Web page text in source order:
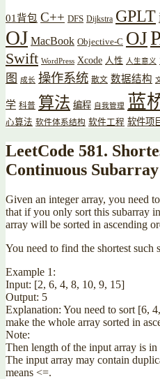
01背包 C++ DFS Dijkstra GPLT
OJ MacBook Objective-C OJ
Swift WordPress Xcode 人性 人生意义
图
成长 操作系统 散文 数据结构
学 科普 算法 编程 自我管理 蓝
心算法 软件体系结构 软件工程 软件项
LeetCode 581.
Continuous Subarray
Given an integer array, you need
that if you only sort this subarray
array will be sorted in ascending
You need to find the shortest such
Example 1:
Input: [2, 6, 4, 8, 10, 9, 15]
Output: 5
Explanation: You need to sort [6,
make the whole array sorted in
Note:
Then length of the input array is
The input array may contain
means <=.